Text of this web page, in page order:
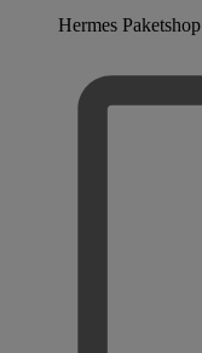
Hermes Paketshop